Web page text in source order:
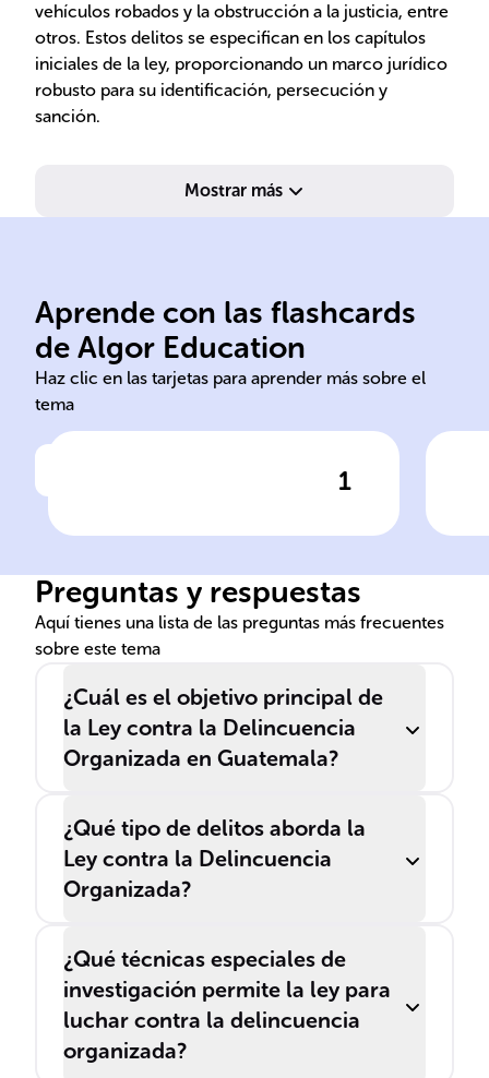
vehículos robados y la obstrucción a la justicia, entre
otros. Estos delitos se especifican en los capítulos
iniciales de la ley, proporcionando un marco jurídico
robusto para su identificación, persecución y
sanción.
Mostrar más
Aprende con las flashcards
de Algor Education
Haz clic en las tarjetas para aprender más sobre el
tema
1
La norma guatemalteca que
busca establecer y detallar
______ se apoya en la ______
______ de la República de
Guatemala.
Haz clic para comprobar la respuesta
organizaciones criminales
Constitución Política
Preguntas y respuestas
Aquí tienes una lista de las preguntas más frecuentes
sobre este tema
¿Cuál es el objetivo principal de
la Ley contra la Delincuencia
Organizada en Guatemala?
¿Qué tipo de delitos aborda la
Ley contra la Delincuencia
Organizada?
¿Qué técnicas especiales de
investigación permite la ley para
luchar contra la delincuencia
organizada?